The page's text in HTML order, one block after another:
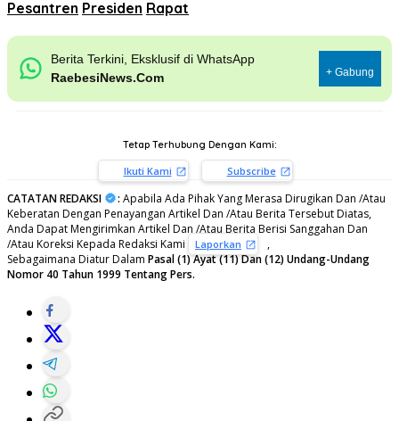
Pesantren Presiden Rapat
Berita Terkini, Eksklusif di WhatsApp
RaebesiNews.Com
+ Gabung
Tetap Terhubung Dengan Kami:
Ikuti Kami Subscribe
CATATAN REDAKSI : Apabila Ada Pihak Yang Merasa Dirugikan Dan /Atau
Keberatan Dengan Penayangan Artikel Dan /Atau Berita Tersebut Diatas,
Anda Dapat Mengirimkan Artikel Dan /Atau Berita Berisi Sanggahan Dan
/Atau Koreksi Kepada Redaksi Kami
Laporkan
,
Sebagaimana Diatur Dalam Pasal (1) Ayat (11) Dan (12) Undang-Undang
Nomor 40 Tahun 1999 Tentang Pers.